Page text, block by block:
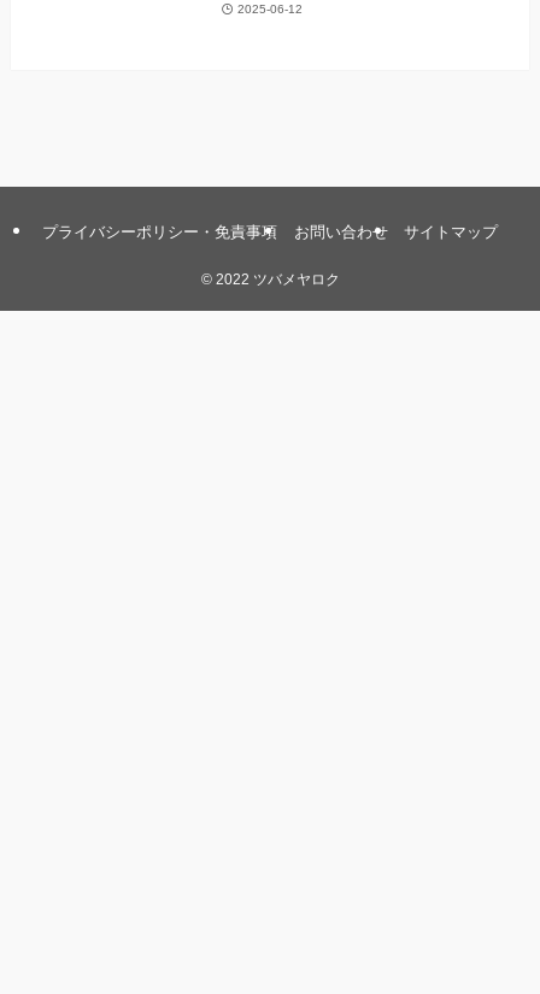
2025-06-12
プライバシーポリシー・免責事項 お問い合わせ サイトマップ
©2022 ツバメヤロク